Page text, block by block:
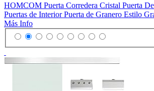
HOMCOM Puerta Corredera Cristal Puerta
Puertas de Interior Puerta de Granero Estilo
Más Info